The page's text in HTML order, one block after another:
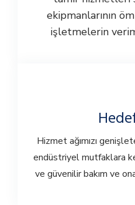
ekipmanlarının
işletmelerin
Hizmet ağımızı
endüstriyel mutfaklara
ve güvenilir bakım ve